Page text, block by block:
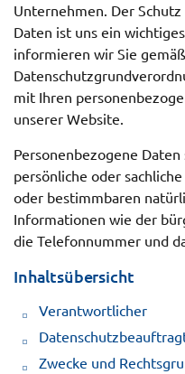
Unternehmen. Der
Daten ist uns ein
informieren wir Sie
mit Ihren
unserer Website.
Personenbezogene
persönliche oder
oder bestimmbaren
Informationen wie der
die Telefonnummer und
Inhaltsübersicht
Verantwortlicher
Zwecke und